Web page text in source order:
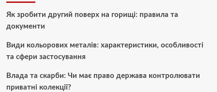
Як зробити другий поверх на горищі: правила та
документи
Види кольорових металів: характеристики, особливості
та сфери застосування
Влада та скарби: Чи має право держава контролювати
приватні колекції?